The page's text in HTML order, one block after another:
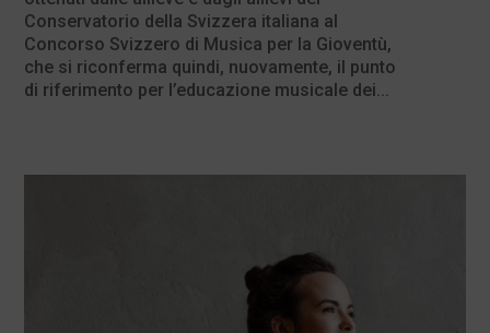
Conservatorio della Svizzera italiana al
Concorso Svizzero di Musica per la Gioventù,
che si riconferma quindi, nuovamente, il punto
di riferimento per l’educazione musicale dei...